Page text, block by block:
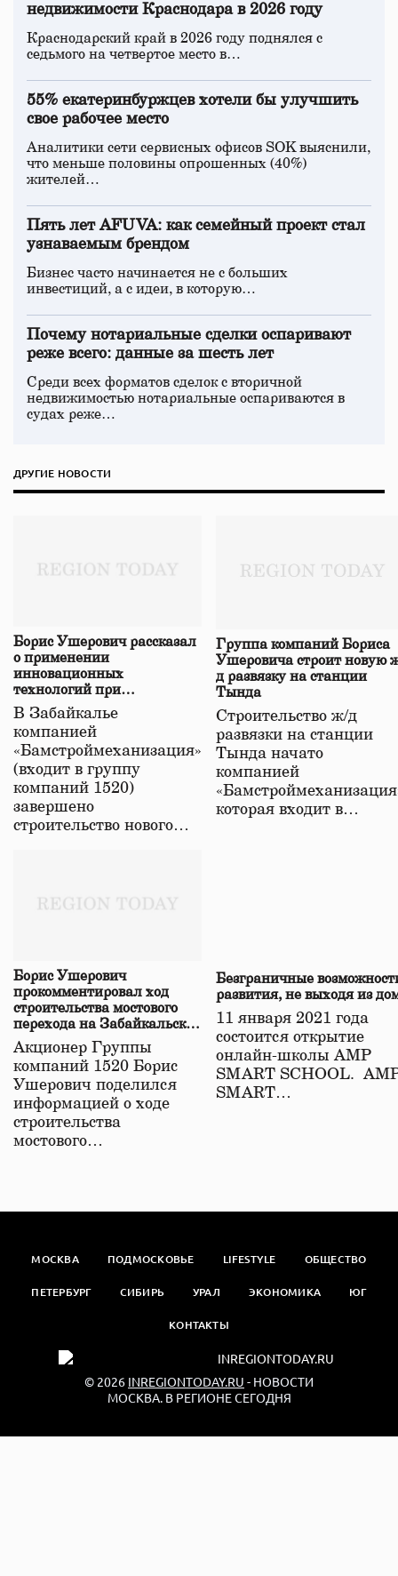
недвижимости Краснодара в 2026 году
Краснодарский край в 2026 году поднялся с
седьмого на четвертое место в…
55% екатеринбуржцев хотели бы улучшить
свое рабочее место
Аналитики сети сервисных офисов SOK выяснили,
что меньше половины опрошенных (40%)
жителей…
Пять лет AFUVA: как семейный проект стал
узнаваемым брендом
Бизнес часто начинается не с больших
инвестиций, а с идеи, в которую…
Почему нотариальные сделки оспаривают
реже всего: данные за шесть лет
Среди всех форматов сделок с вторичной
недвижимостью нотариальные оспариваются в
судах реже…
ДРУГИЕ НОВОСТИ
Борис Ушерович рассказал
о применении
инновационных
технологий при
строительстве нового моста
в Забайкалье
В Забайкалье
компанией
«Бамстроймеханизация»
(входит в группу
компаний 1520)
завершено
строительство нового…
Группа компаний Бориса
Ушеровича строит новую
д развязку на станции
Тында
Строительство ж/д
развязки на станции
Тында начато
компанией
которая входит в…
Борис Ушерович
прокомментировал ход
строительства мостового
перехода на Забайкальской
железной дороге
Акционер Группы
компаний 1520 Борис
Ушерович поделился
информацией о ходе
строительства
мостового…
Безграничные
развития, не выходя из
11 января 2021 года
состоится открытие
онлайн-школы АМР
SMART SCHOOL.
SMART…
МОСКВА ПОДМОСКОВЬЕ LIFESTYLE ОБЩЕСТВО
ПЕТЕРБУРГ СИБИРЬ УРАЛ ЭКОНОМИКА ЮГ
КОНТАКТЫ
© 2026 INREGIONTODAY.RU - НОВОСТИ
МОСКВА. В РЕГИОНЕ СЕГОДНЯ